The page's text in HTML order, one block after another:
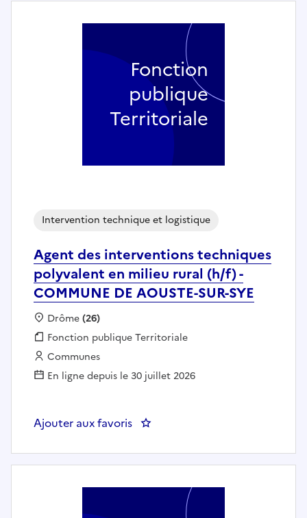
Agent des interventions techniques
polyvalent en milieu rural (h/f) -
COMMUNE DE AOUSTE-SUR-SYE
Intervention technique et logistique
Localisation :
Drôme(26)
Fonction publique :
Fonction publique Territoriale
Employeur :
Communes
En ligne depuis le 30 juillet 2026
Ajouter aux favoris : Agent des interventions
Fonction
publique
Territoriale